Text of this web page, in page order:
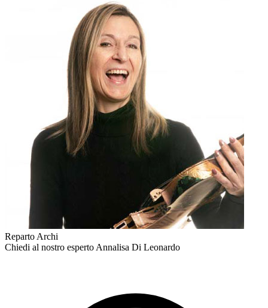
Reparto Archi
Chiedi al nostro espertoAnnalisa Di Leonardo